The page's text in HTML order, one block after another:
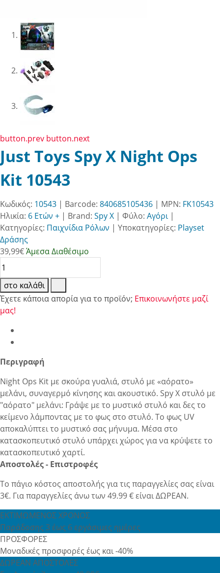
button.prev button.next
Just Toys Spy X Night Ops
Kit 10543
Κωδικός: 10543 | Barcode: 840685105436 | MPN: FK10543
Ηλικία: 6 Ετών + | Brand: Spy X | Φύλο: Αγόρι|
Κατηγορίες: Παιχνίδια Ρόλων | Υποκατηγορίες: Playset
Δράσης
39,99€Άμεσα Διαθέσιμο
στο καλάθι
Έχετε κάποια απορία για το προϊόν; Επικοινωνήστε μαζί
μας!
Περιγραφή
Night Ops Kit με σκούρα γυαλιά, στυλό με «αόρατο»
μελάνι, συναγερμό κίνησης και ακουστικό. Spy X στυλό με
"αόρατο" μελάνι: Γράψε με το μυστικό στυλό και δες το
κείμενο λάμποντας με το φως στο στυλό. Το φως UV
αποκαλύπτει το μυστικό σας μήνυμα. Μέσα στο
κατασκοπευτικό στυλό υπάρχει χώρος για να κρύψετε το
κατασκοπευτικό χαρτί.
Αποστολές - Επιστροφές
Το πάγιο κόστος αποστολής για τις παραγγελίες σας είναι
3€. Για παραγγελίες άνω των 49.99 € είναι ΔΩΡΕΑΝ.
ΕΚΤΙΜΩΜΕΝΟΣ ΧΡΟΝΟΣ
Παράδοσης 3 έως 6 εργάσιμες ημέρες
ΠΡΟΣΦΟΡΕΣ
Μοναδικές προσφορές έως και -40%
ΔΩΡΕΑΝ ΑΠΟΣΤΟΛΕΣ